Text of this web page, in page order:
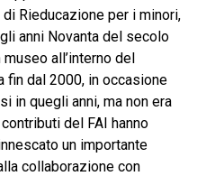
Rieducazione per i minori,
anni Novanta del secolo
all’interno del
dal 2000, in occasione
in quegli anni, ma non era
del FAI hanno
un importante
collaborazione con